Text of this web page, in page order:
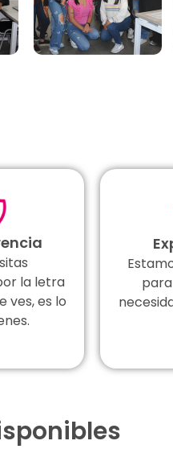
la letra
ves, es lo